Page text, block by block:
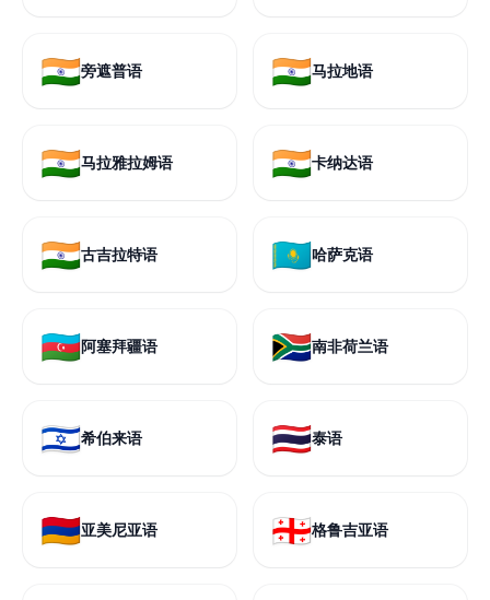
🇮🇳旁遮普语 🇮🇳马拉地语
🇮🇳马拉雅拉姆语 🇮🇳卡纳达语
🇮🇳古吉拉特语 🇰🇿哈萨克语
🇦🇿阿塞拜疆语 🇿🇦南非荷兰语
🇮🇱希伯来语 🇹🇭泰语
🇦🇲亚美尼亚语 🇬🇪格鲁吉亚语